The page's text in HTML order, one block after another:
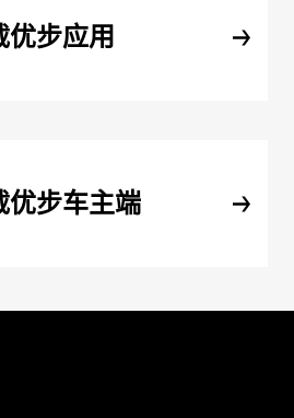
优步应用
优步车主端